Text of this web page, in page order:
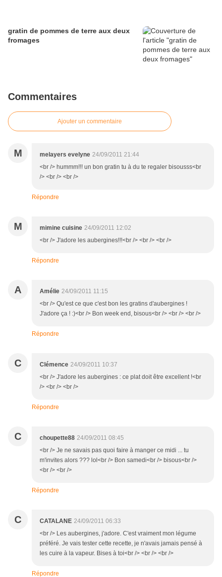
gratin de pommes de terre aux deux
fromages
Commentaires
Ajouter un commentaire
M melayers evelyne 24/09/2011 21:44
<br /> hummm!!! un bon gratin tu à du te regaler bisousss<br
/> <br /> <br />
Répondre
M mimine cuisine 24/09/2011 12:02
<br /> J'adore les aubergines!!!<br /> <br /> <br />
Répondre
A Amélie 24/09/2011 11:15
<br /> Qu'est ce que c'est bon les gratins d'aubergines !
J'adore ça ! :)<br /> Bon week end, bisous<br /> <br /> <br />
Répondre
C Clémence 24/09/2011 10:37
<br /> J'adore les aubergines : ce plat doit être excellent !<br
/> <br /> <br />
Répondre
C choupette88 24/09/2011 08:45
<br /> Je ne savais pas quoi faire à manger ce midi ... tu
m'invites alors ??? lol<br /> Bon samedi<br /> bisous<br />
<br /> <br />
Répondre
C CATALANE 24/09/2011 06:33
<br /> Les aubergines, j'adore. C'est vraiment mon légume
préféré. Je vais tester cette recette, je n'avais jamais pensé à
les cuire à la vapeur. Bises à toi<br /> <br /> <br />
Répondre